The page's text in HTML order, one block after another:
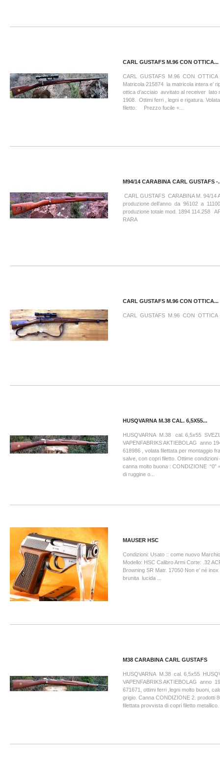
CARL GUSTAFS M.96 CON OTTICA...
CARL GUSTAFS M.96 CON
Matricola 215874 la matricola intera e’
ottica d’acciaio avvitato al receiver lato
1908. Ottimi ferri , legni e rigatura.
filetto. Prezzo fucile +...
M94/14 CARABINA CARL GUSTAFS -
CARL GUSTAFS CARABINA M. 94/14
produzione dell’anno da 96102 a
produzione totale mod. 1894 114.258
RARA
CARL GUSTAFS M.96 CON OTTICA...
CARL GUSTAFS M.96 CON
HUSQVARNA M.38 CAL. 6,5X55...
HUSQVARNA M.38 cal. 6,5x55
VAPENFABRIKS AKTIEBOLAG anno
618986 , volata filettata per montaggio
salve, con copri filetto. Ottime condizioni
canna molto buona : CONDIZIONE “0”
di ruggine o...
MAUSER HSC
Condizioni: Usato :: come nuovo
Modello: HSC Calibro Armi Corte: .32
Browning SR Matr. 17050 Non e' né
brunita lucida ...
M38 CARABINA CARL GUSTAFS
HUSQVARNA M.38 cal. 6,5x55
VAPENFABRIKS AKTIEBOLAG anno
671671, ottimi ferri ,legni molto buoni,
grigio. Canna CONDIZIONE 2. prodotti
filettata provvista di copri filetto